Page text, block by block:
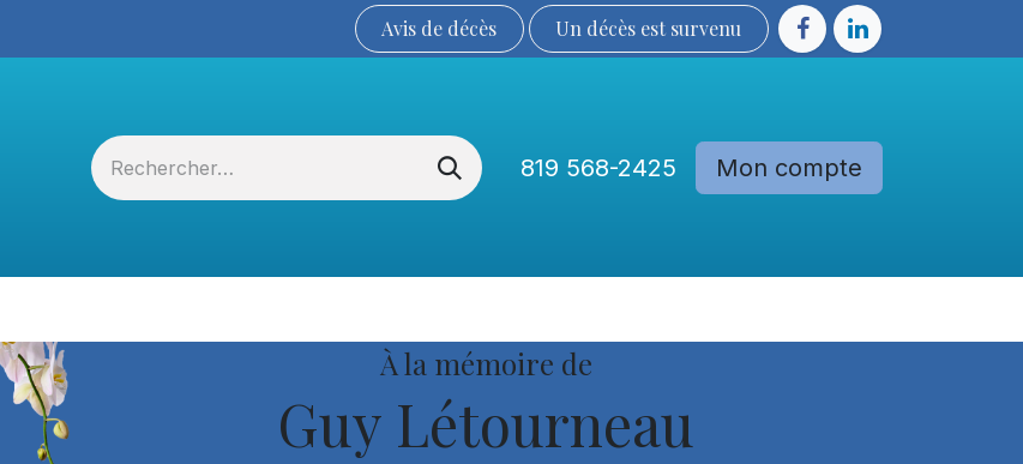
Avis de décès Un décès est sur​​​​​​​​ve​nu​​​​​​​​​​
819 568-2425 Mon compte
À la mémoire de
Guy Létourneau